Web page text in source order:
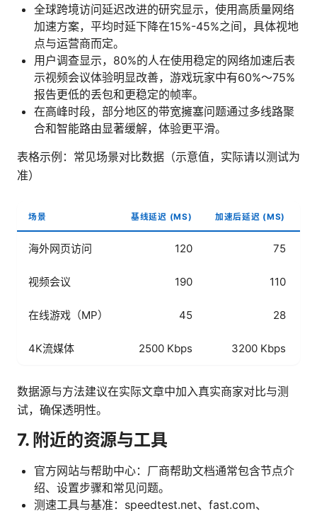
全球跨境访问延迟改进的研究显示，使用高质量网络
加速方案，平均时延下降在15%-45%之间，具体视地
点与运营商而定。
用户调查显示，80%的人在使用稳定的网络加速后表
示视频会议体验明显改善，游戏玩家中有60%～75%
报告更低的丢包和更稳定的帧率。
在高峰时段，部分地区的带宽擁塞问题通过多线路聚
合和智能路由显著缓解，体验更平滑。
表格示例：常见场景对比数据（示意值，实际请以测试为
准）
场景 基线延迟 (MS) 加速后延迟 (MS)
海外网页访问 120 75
视频会议 190 110
在线游戏（MP） 45 28
4K流媒体 2500 Kbps 3200 Kbps
数据源与方法建议在实际文章中加入真实商家对比与测
试，确保透明性。
7. 附近的资源与工具
官方网站与帮助中心：厂商帮助文档通常包含节点介
绍、设置步骤和常见问题。
测速工具与基准：speedtest.net、fast.com、